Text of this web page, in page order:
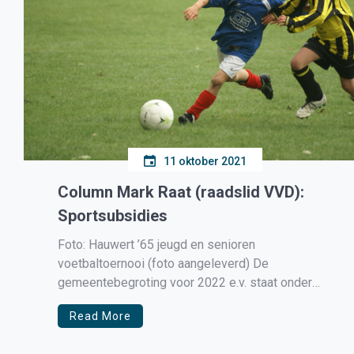
11 oktober 2021
Column Mark Raat (raadslid VVD):
Sportsubsidies
Foto: Hauwert ’65 jeugd en senioren
voetbaltoernooi (foto aangeleverd) De
gemeentebegroting voor 2022 e.v. staat onder
druk. Voornamelijk vanwege grote tekorten in de
uitgaven voor het sociaal domein (w.o. jeugdzorg).
Read More